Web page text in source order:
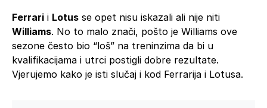
Ferrari i Lotus se opet nisu iskazali ali nije niti
Williams. No to malo znači, pošto je Williams ove
sezone često bio “loš” na treninzima da bi u
kvalifikacijama i utrci postigli dobre rezultate.
Vjerujemo kako je isti slučaj i kod Ferrarija i Lotusa.